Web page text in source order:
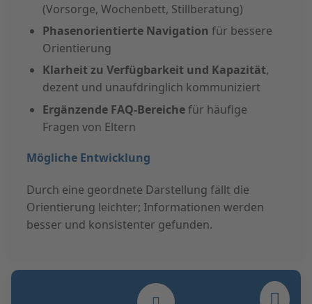
(Vorsorge, Wochenbett, Stillberatung)
Phasenorientierte Navigation für bessere
Orientierung
Klarheit zu Verfügbarkeit und Kapazität,
dezent und unaufdringlich kommuniziert
Ergänzende FAQ-Bereichefür häufige
Fragen von Eltern
Mögliche Entwicklung
Durch eine geordnete Darstellung fällt die
Orientierung leichter; Informationen werden
besser und konsistenter gefunden.